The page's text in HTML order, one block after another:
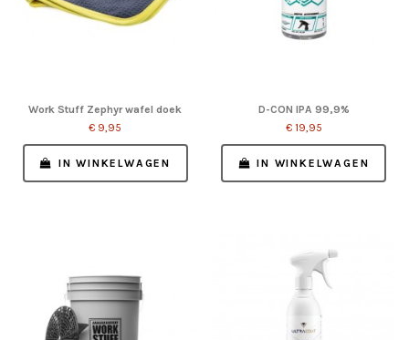
Work Stuff Zephyr wafel doek
€ 9,95
IN WINKELWAGEN
D-CON IPA 99,9%
€ 19,95
IN WINKELWAGEN